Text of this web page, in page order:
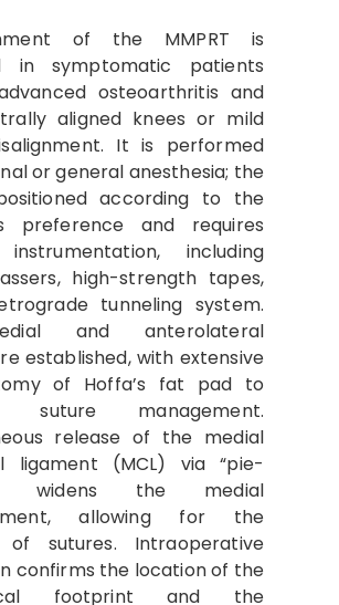
of the MMPRT is
in symptomatic patients
osteoarthritis and
aligned knees or mild
It is performed
or general anesthesia; the
according to the
preference and requires
including
high-strength tapes,
tunneling system.
and anterolateral
established, with extensive
of Hoffa’s fat pad to
suture management.
release of the medial
ligament (MCL) via “pie-
widens the medial
allowing for the
of sutures. Intraoperative
confirms the location of the
footprint and the